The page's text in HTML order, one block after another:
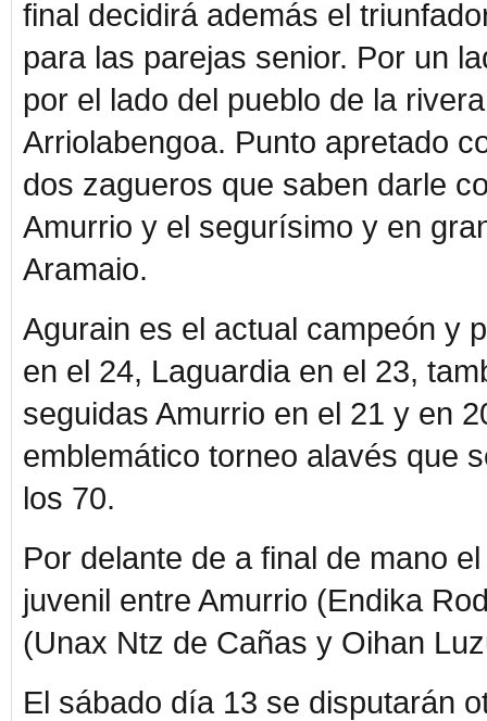
final decidirá además el
para las parejas senior. Por un
por el lado del pueblo de la
Arriolabengoa. Punto apretado
dos zagueros que saben darle
Amurrio y el segurísimo y en
Aramaio.
Agurain es el actual campeón y
en el 24, Laguardia en el 23,
seguidas Amurrio en el 21 y en
emblemático torneo alavés que
los 70.
Por delante de a final de mano
juvenil entre Amurrio (Endika
(Unax Ntz de Cañas y Oihan
El sábado día 13 se disputarán